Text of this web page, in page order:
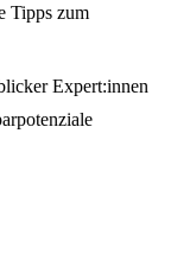
Tipps zum
Expert:innen